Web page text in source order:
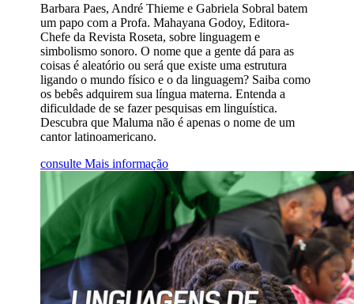
Barbara Paes, André Thieme e Gabriela Sobral batem
um papo com a Profa. Mahayana Godoy, Editora-
Chefe da Revista Roseta, sobre linguagem e
simbolismo sonoro. O nome que a gente dá para as
coisas é aleatório ou será que existe uma estrutura
ligando o mundo físico e o da linguagem? Saiba como
os bebês adquirem sua língua materna. Entenda a
dificuldade de se fazer pesquisas em linguística.
Descubra que Maluma não é apenas o nome de um
cantor latinoamericano.
consulte Mais informação